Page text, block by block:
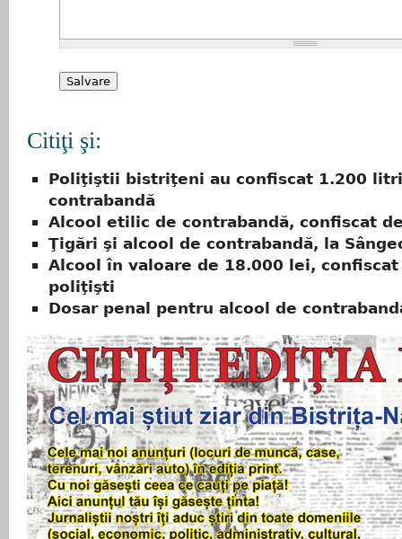
Citiţi şi:
Poliţiştii bistriţeni au confiscat 1.200
contrabandă
Alcool etilic de contrabandă, confiscat
Ţigări şi alcool de contrabandă, la
Alcool în valoare de 18.000 lei, confiscat
poliţişti
Dosar penal pentru alcool de